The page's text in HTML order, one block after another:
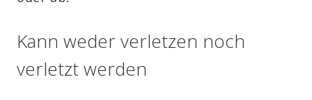
Kann weder verletzen noch
verletzt werden